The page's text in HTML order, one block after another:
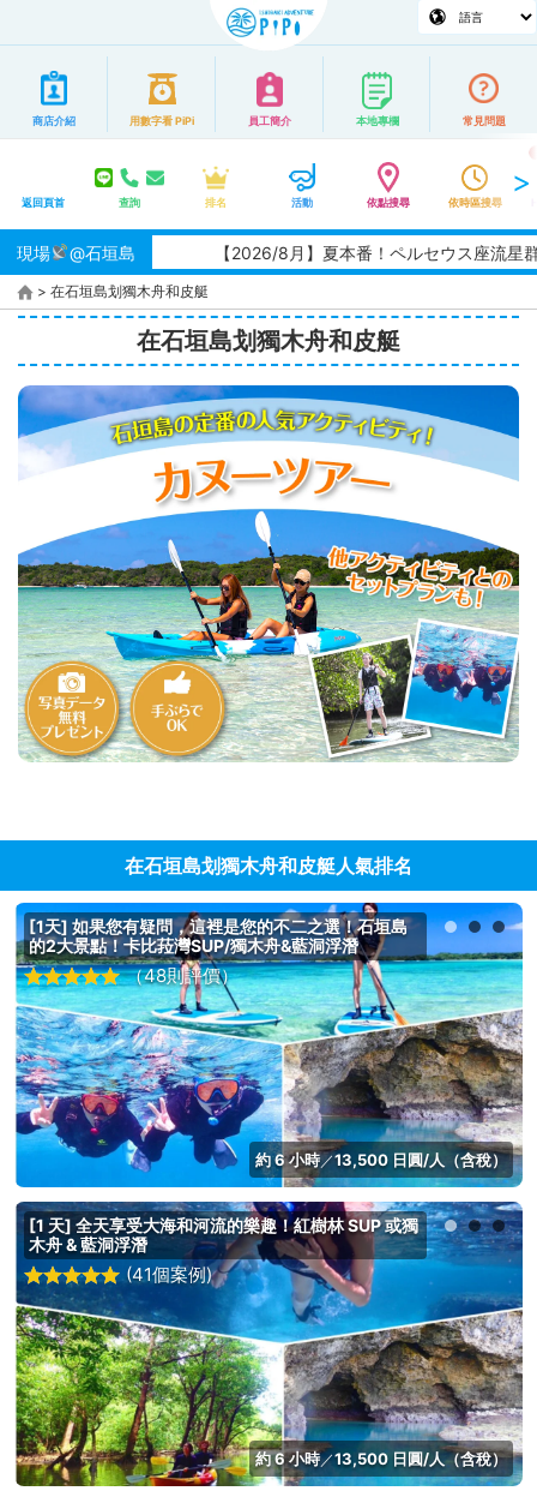
商店介紹 用數字看 PiPi 員工簡介 本地專欄 常見問題
返回頁首 查詢 排名 活動 依點搜尋 依時區搜尋
現場 @石垣島
【2026/8月】夏本番！ペルセウス座流星群の観測チャンス★
> 在石垣島划獨木舟和皮艇
在石垣島划獨木舟和皮艇
在石垣島划獨木舟和皮艇人氣排名
[1天] 如果您有疑問，這裡是您的不二之選！石垣島
的2大景點！卡比菈灣SUP/獨木舟&藍洞浮潛
（48則評價）
約 6 小時／13,500 日圓/人（含稅）
[1 天] 全天享受大海和河流的樂趣！紅樹林 SUP 或獨
木舟 & 藍洞浮潛
(41個案例)
約 6 小時／13,500 日圓/人（含稅）